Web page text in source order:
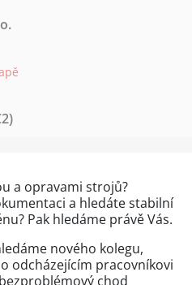
a opravami strojů?
a hledáte stabilní
Pak hledáme právě Vás.
nového kolegu,
odcházejícím pracovníkovi
chod